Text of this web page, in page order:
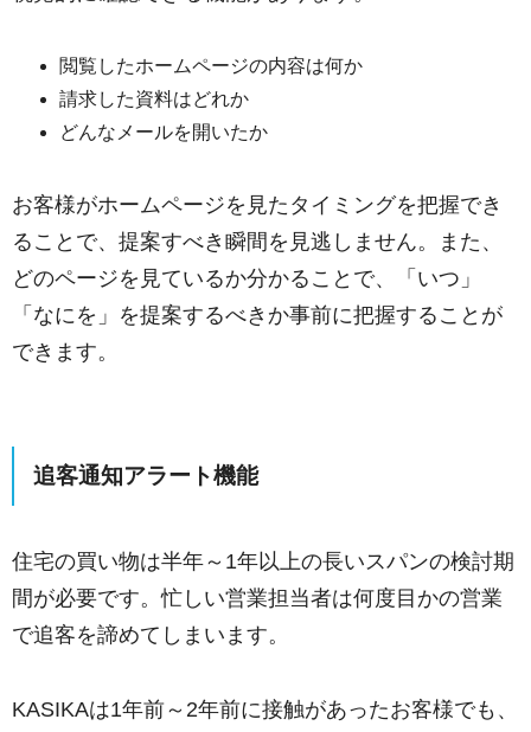
閲覧したホームページの内容は何か
請求した資料はどれか
どんなメールを開いたか
お客様がホームページを見たタイミングを把握でき
ることで、提案すべき瞬間を見逃しません。また、
どのページを見ているか分かることで、「いつ」
「なにを」を提案するべきか事前に把握することが
できます。
追客通知アラート機能
住宅の買い物は半年～1年以上の長いスパンの検討期
間が必要です。忙しい営業担当者は何度目かの営業
で追客を諦めてしまいます。
KASIKAは1年前～2年前に接触があったお客様でも、